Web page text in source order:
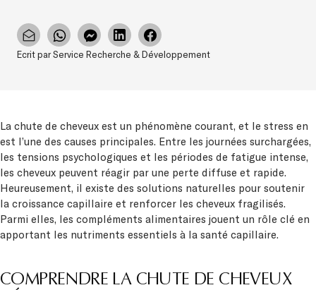
Ecrit par Service Recherche & Développement
La chute de cheveux est un phénomène courant, et le stress en
est l’une des causes principales. Entre les journées surchargées,
les tensions psychologiques et les périodes de fatigue intense,
les cheveux peuvent réagir par une perte diffuse et rapide.
Heureusement, il existe des solutions naturelles pour soutenir
la croissance capillaire et renforcer les cheveux fragilisés.
Parmi elles, les compléments alimentaires jouent un rôle clé en
apportant les nutriments essentiels à la santé capillaire.
COMPRENDRE LA CHUTE DE CHEVEUX